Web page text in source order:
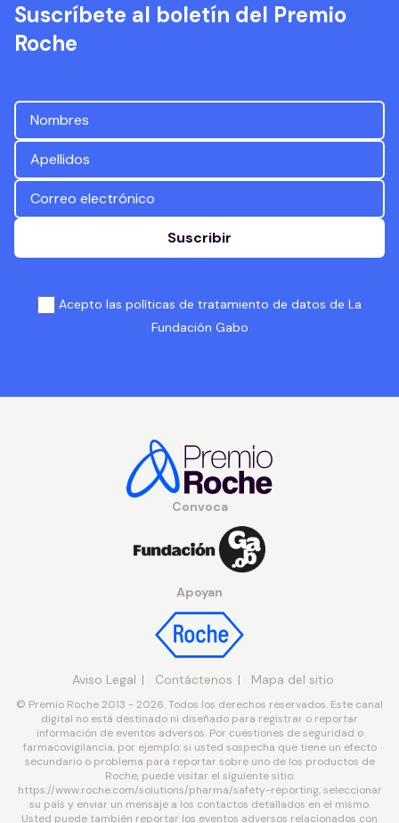
Suscríbete al boletín del Premio
Roche
Suscribir
Acepto las políticas de tratamiento de datos de La
Fundación Gabo
Convoca
Apoyan
Aviso Legal Contáctenos Mapa del sitio
© Premio Roche 2013 - 2026. Todos los derechos reservados. Este canal
digital no está destinado ni diseñado para registrar o reportar
información de eventos adversos. Por cuestiones de seguridad o
farmacovigilancia, por ejemplo: si usted sospecha que tiene un efecto
secundario o problema para reportar sobre uno de los productos de
Roche, puede visitar el siguiente sitio:
https://www.roche.com/solutions/pharma/safety-reporting, seleccionar
su país y enviar un mensaje a los contactos detallados en el mismo.
Usted puede también reportar los eventos adversos relacionados con